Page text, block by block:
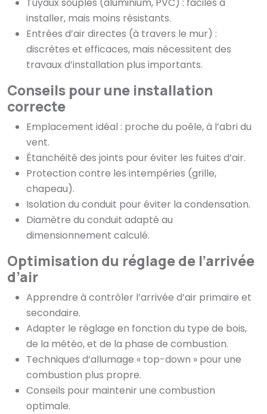
Tuyaux souples (aluminium, PVC) : faciles à
installer, mais moins résistants.
Entrées d’air directes (à travers le mur) :
discrètes et efficaces, mais nécessitent des
travaux d’installation plus importants.
Conseils pour une installation
correcte
Emplacement idéal : proche du poêle, à l’abri du
vent.
Étanchéité des joints pour éviter les fuites d’air.
Protection contre les intempéries (grille,
chapeau).
Isolation du conduit pour éviter la condensation.
Diamètre du conduit adapté au
dimensionnement calculé.
Optimisation du réglage de l’arrivée
d’air
Apprendre à contrôler l’arrivée d’air primaire et
secondaire.
Adapter le réglage en fonction du type de bois,
de la météo, et de la phase de combustion.
Techniques d’allumage « top-down » pour une
combustion plus propre.
Conseils pour maintenir une combustion
optimale.